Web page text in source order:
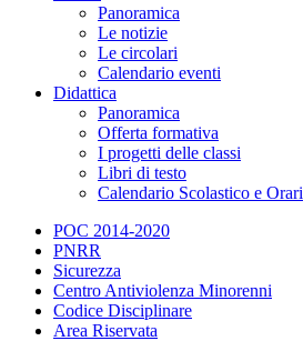
Panoramica
Le notizie
Le circolari
Calendario eventi
Didattica
Panoramica
Offerta formativa
I progetti delle classi
Libri di testo
Calendario Scolastico e Orari
POC 2014-2020
PNRR
Sicurezza
Centro Antiviolenza Minorenni
Codice Disciplinare
Area Riservata